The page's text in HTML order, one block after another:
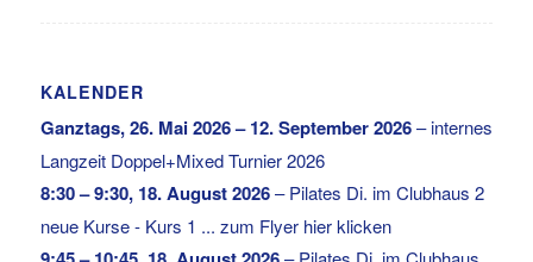
KALENDER
Ganztags,26. Mai 2026– 12. September 2026–internes
Langzeit Doppel+Mixed Turnier 2026
8:30– 9:30, 18. August 2026–Pilates Di. im Clubhaus 2
neue Kurse - Kurs 1 ... zum Flyer hier klicken